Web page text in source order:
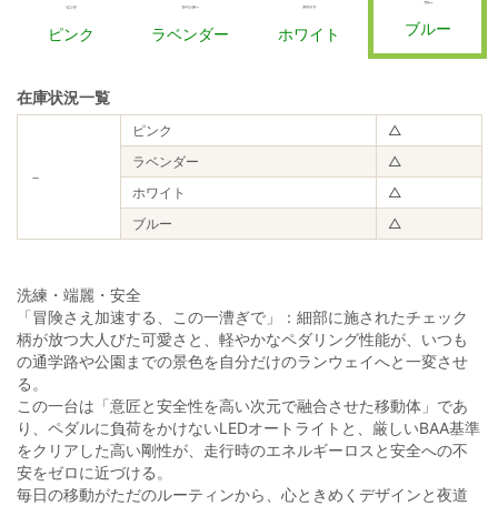
ピンク ラベンダー ホワイト ブルー
在庫状況一覧
－
ピンク
△
ラベンダー
△
ホワイト
△
ブルー
△
洗練・端麗・安全
「冒険さえ加速する、この一漕ぎで」：細部に施されたチェック
柄が放つ大人びた可愛さと、軽やかなペダリング性能が、いつも
の通学路や公園までの景色を自分だけのランウェイへと一変させ
る。
この一台は「意匠と安全性を高い次元で融合させた移動体」であ
り、ペダルに負荷をかけないLEDオートライトと、厳しいBAA基準
をクリアした高い剛性が、走行時のエネルギーロスと安全への不
安をゼロに近づける。
毎日の移動がただのルーティンから、心ときめくデザインと夜道